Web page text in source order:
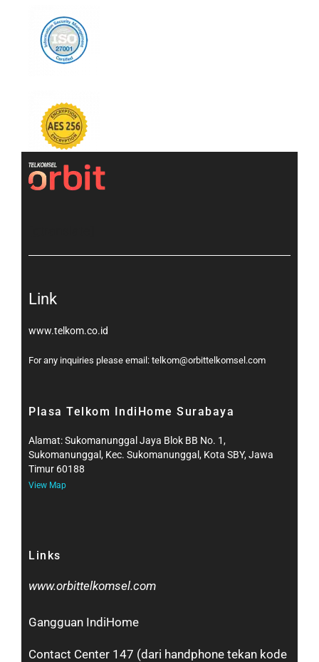
Link
www.telkom.co.id
For any inquiries please email: telkom@orbittelkomsel.com
Plasa Telkom IndiHome Surabaya
Alamat: Sukomanunggal Jaya Blok BB No. 1,
Sukomanunggal, Kec. Sukomanunggal, Kota SBY, Jawa
Timur 60188
View Map
Links
www.orbittelkomsel.com
Gangguan IndiHome
Contact Center 147 (dari handphone tekan kode